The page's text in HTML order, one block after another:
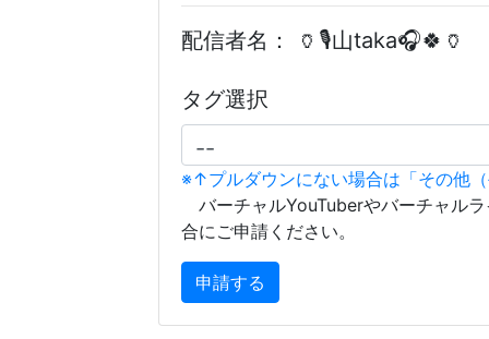
配信者名： 🏺🎙山taka🎧🍀︎🏺
タグ選択
※↑プルダウンにない場合は「その他
バーチャルYouTuberやバーチャル
合にご申請ください。
申請する